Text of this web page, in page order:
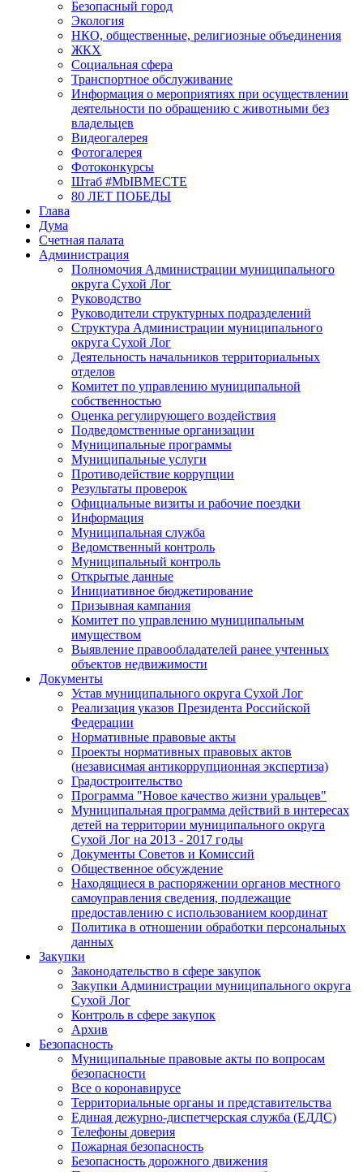
Безопасный город
Экология
НКО, общественные, религиозные объединения
ЖКХ
Социальная сфера
Транспортное обслуживание
Информация о мероприятиях при осуществлении
деятельности по обращению с животными без
владельцев
Видеогалерея
Фотогалерея
Фотоконкурсы
Штаб #MbIBMECTE
80 ЛЕТ ПОБЕДЫ
Глава
Дума
Счетная палата
Администрация
Полномочия Администрации муниципального
округа Сухой Лог
Руководство
Руководители структурных подразделений
Структура Администрации муниципального
округа Сухой Лог
Деятельность начальников территориальных
отделов
Комитет по управлению муниципальной
собственностью
Оценка регулирующего воздействия
Подведомственные организации
Муниципальные программы
Муниципальные услуги
Противодействие коррупции
Результаты проверок
Официальные визиты и рабочие поездки
Информация
Муниципальная служба
Ведомственный контроль
Муниципальный контроль
Открытые данные
Инициативное бюджетирование
Призывная кампания
Комитет по управлению муниципальным
имуществом
Выявление правообладателей ранее учтенных
объектов недвижимости
Документы
Устав муниципального округа Сухой Лог
Реализация указов Президента Российской
Федерации
Нормативные правовые акты
Проекты нормативных правовых актов
(независимая антикоррупционная экспертиза)
Градостроительство
Программа "Новое качество жизни уральцев"
Муниципальная программа действий в интересах
детей на территории муниципального округа
Сухой Лог на 2013 - 2017 годы
Документы Советов и Комиссий
Общественное обсуждение
Находящиеся в распоряжении органов местного
самоуправления сведения, подлежащие
предоставлению с использованием координат
Политика в отношении обработки персональных
данных
Закупки
Законодательство в сфере закупок
Закупки Администрации муниципального округа
Сухой Лог
Контроль в сфере закупок
Архив
Безопасность
Муниципальные правовые акты по вопросам
безопасности
Все о коронавирусе
Территориальные органы и представительства
Единая дежурно-диспетчерская служба (ЕДДС)
Телефоны доверия
Пожарная безопасность
Безопасность дорожного движения